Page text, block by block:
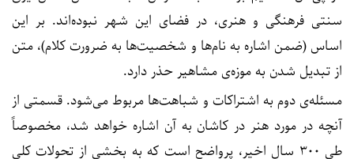
سنتی فرهنگی و هنری، در فضای این شهر نبوده‌اند. بر این
اساس (ضمن اشاره به نام‌ها و شخصیت‌ها به ضرورت کلام)، متن
از تبدیل شدن به موزه‌ی مشاهیر حذر دارد.
مسئله‌ی دوم به اشتراکات و شباهت‌ها مربوط می‌شود. قسمتی از
آنچه در مورد هنر در کاشان به آن اشاره خواهد شد، مخصوصاً
طی ۳۰۰ سال اخیر، پرواضح است که به بخشی از تحولات کلی